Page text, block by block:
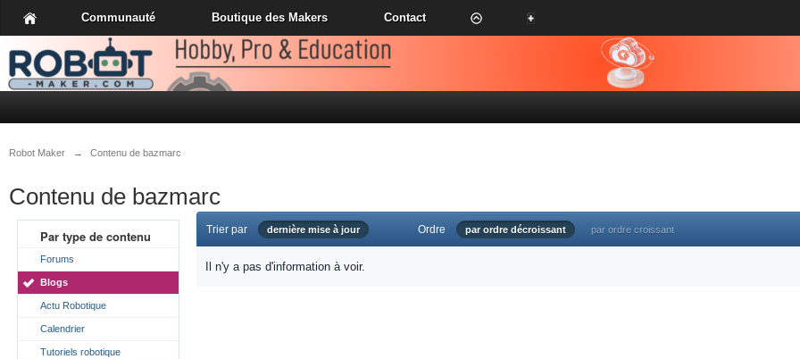
Communauté Boutique des Makers Contact
Robot Maker → Contenu de bazmarc
Contenu de bazmarc
Par type de contenu
Forums
Blogs
Actu Robotique
Calendrier
Tutoriels robotique
Trier par dernière mise à jour Ordre par ordre décroissant par ordre croissant
Il n'y a pas d'information à voir.